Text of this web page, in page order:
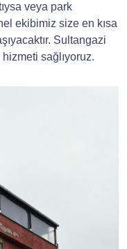
veya park
ekibimiz size en kısa
Sultangazi
sağlıyoruz.